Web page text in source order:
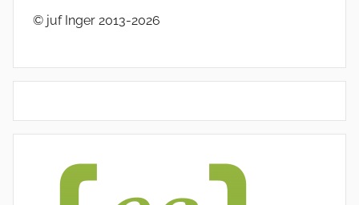
© juf Inger 2013-2026